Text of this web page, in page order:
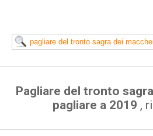
Pagliare del tronto
pagliare a 2019 ,